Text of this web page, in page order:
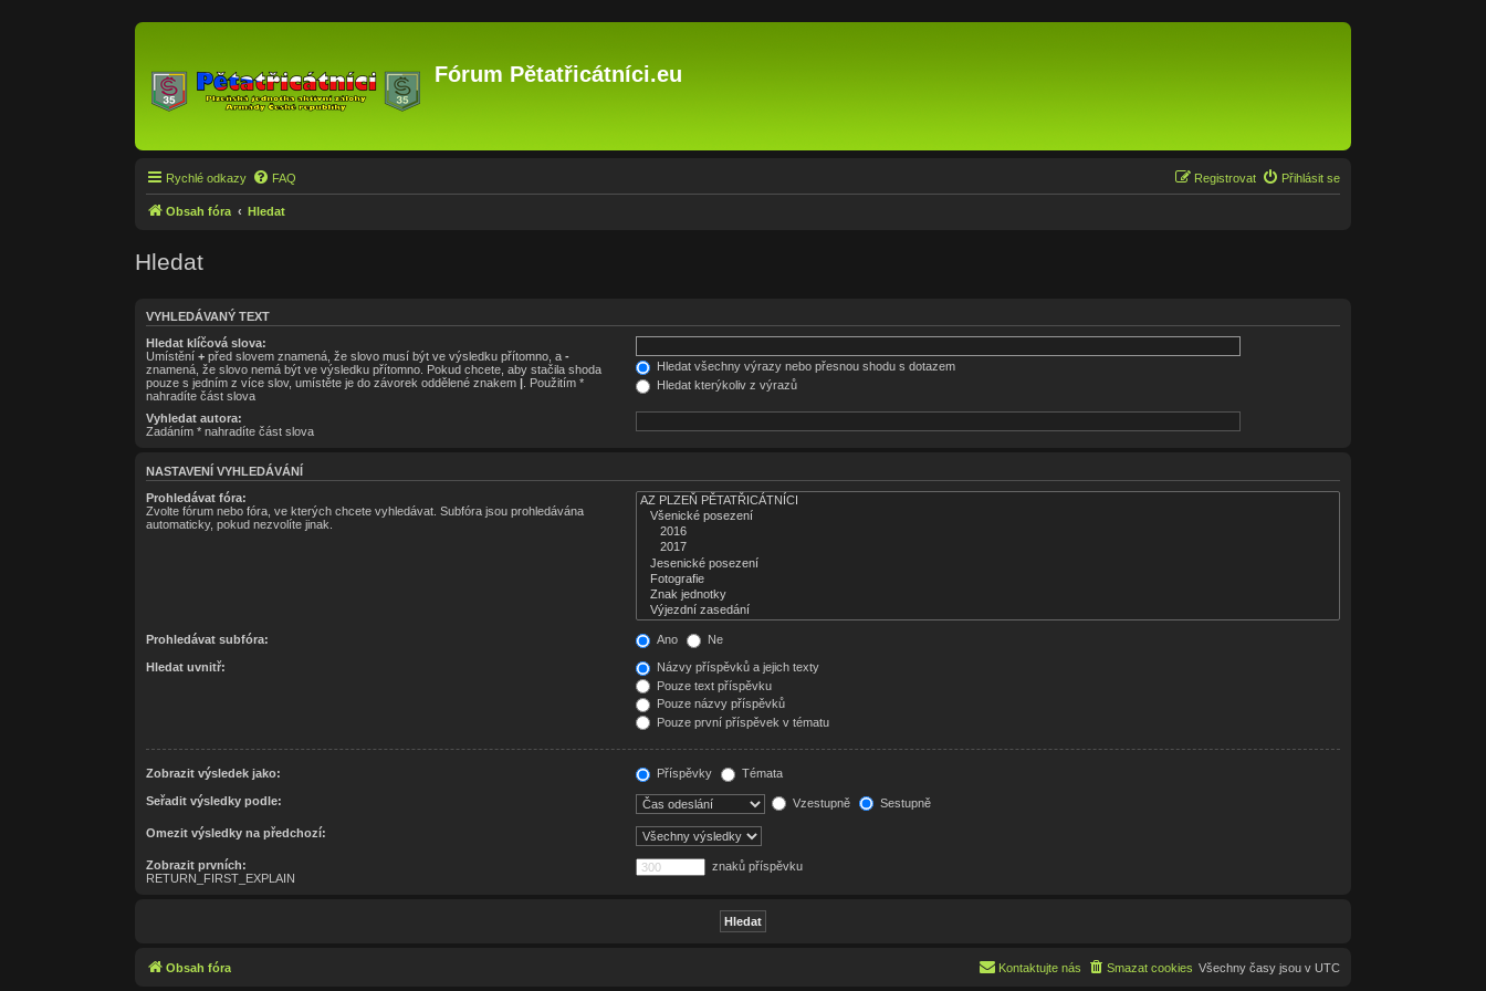
Fórum Pětatřicátníci.eu
Rychlé odkazy FAQ Přihlásit se
Registrovat
Obsah fóra Hledat
Hledat
VYHLEDÁVANÝ TEXT
Hledat klíčová slova:
Umístění + před slovem znamená, že slovo musí být ve výsledku přítomno, a -
znamená, že slovo nemá být ve výsledku přítomno. Pokud chcete, aby stačila shoda
pouze s jedním z více slov, umístěte je do závorek oddělené znakem
. Použitím *
nahradíte část slova
Hledat všechny výrazy nebo přesnou shodu s dotazem
Hledat kterýkoliv z výrazů
Vyhledat autora:
Zadáním * nahradíte část slova
NASTAVENÍ VYHLEDÁVÁNÍ
Prohledávat fóra:
Zvolte fórum nebo fóra, ve kterých chcete vyhledávat. Subfóra jsou prohledávána
automaticky, pokud nezvolíte jinak.
Prohledávat subfóra: Ano Ne
Hledat uvnitř:
Názvy příspěvků a jejich texty
Pouze text příspěvku
Pouze názvy příspěvků
Pouze první příspěvek v tématu
Zobrazit výsledek jako: Příspěvky Témata
Seřadit výsledky podle: Vzestupně Sestupně
Omezit výsledky na předchozí:
Zobrazit prvních:
RETURN_FIRST_EXPLAIN
znaků příspěvku
Obsah fóra Všechny časy jsou v UTC
Smazat cookies
Kontaktujte nás